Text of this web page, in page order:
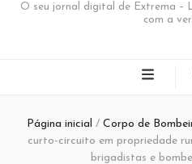
O seu jornal digital de Extrema –
com a
Página inicial / Corpo de
curto-circuito em propriedade
brigadistas e